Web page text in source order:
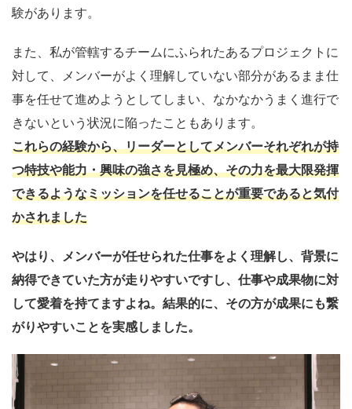
験があります。
また、私が管轄するチームにふられたあるプロジェクトに
対して、メンバーがよく理解していない部分があるまま仕
事を任せて進めようとしてしまい、なかなかうまく進行で
きないという状況に陥ったこともあります。
これらの経験から、リーダーとしてメンバーそれぞれが持
つ特技や能力・興味の強さを見極め、その力を最大限発揮
できるようなミッションを任せることが重要であると気付
かされました
やはり、メンバーが任せられた仕事をよく理解し、背景に
納得できていた方が走りやすいですし、仕事や成果物に対
して愛着を持てますよね。結果的に、その方が成果にも繋
がりやすいことを実感しました。